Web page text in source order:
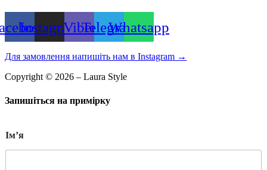
InstagramViberTelegramWhatsapp
Для замовлення напишіть нам в Instagram →
Copyright © 2026 – Laura Style
Запишіться на примірку
Імʼя